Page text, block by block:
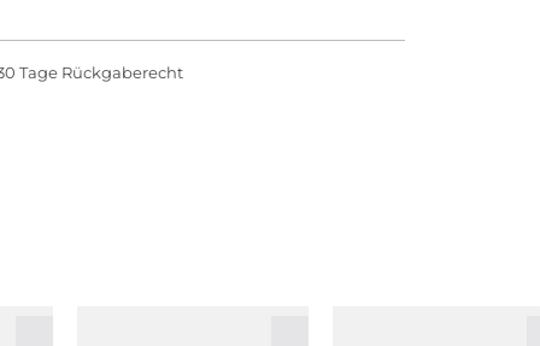
Tage Rückgaberecht